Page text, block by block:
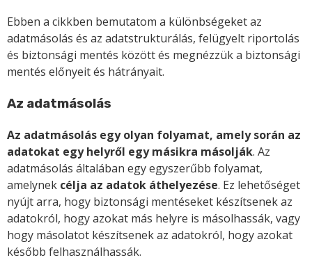
Ebben a cikkben bemutatom a különbségeket az
adatmásolás és az adatstrukturálás, felügyelt riportolás
és biztonsági mentés között és megnézzük a biztonsági
mentés előnyeit és hátrányait.
Az adatmásolás
Az adatmásolás egy olyan folyamat, amely során az
adatokat egy helyről egy másikra másolják. Az
adatmásolás általában egy egyszerűbb folyamat,
amelynek célja az adatok áthelyezése. Ez lehetőséget
nyújt arra, hogy biztonsági mentéseket készítsenek az
adatokról, hogy azokat más helyre is másolhassák, vagy
hogy másolatot készítsenek az adatokról, hogy azokat
később felhasználhassák.